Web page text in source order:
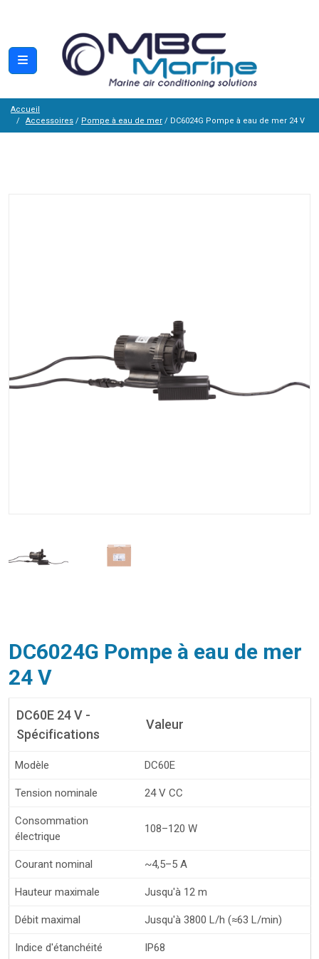
Accueil
Accessoires / Pompe à eau de mer / DC6024G Pompe à eau de mer 24 V
DC6024G Pompe à eau de mer
24 V
DC60E 24 V -
Spécifications
Valeur
Modèle DC60E
Tension nominale 24 V CC
Consommation
électrique
108–120 W
Courant nominal ~4,5–5 A
Hauteur maximale Jusqu'à 12 m
Débit maximal Jusqu'à 3800 L/h (≈63 L/min)
Indice d'étanchéité IP68